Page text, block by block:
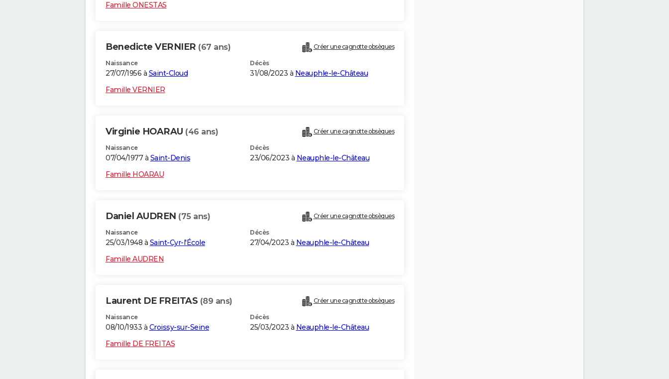
Famille ONESTAS
Benedicte VERNIER (67 ans) Créer une cagnotte obsèques
Naissance
27/07/1956 à Saint-Cloud
Décès
31/08/2023 à Neauphle-le-Château
Famille VERNIER
Virginie HOARAU (46 ans) Créer une cagnotte obsèques
Naissance
07/04/1977 à Saint-Denis
Décès
23/06/2023 à Neauphle-le-Château
Famille HOARAU
Daniel AUDREN (75 ans) Créer une cagnotte obsèques
Naissance
25/03/1948 à Saint-Cyr-l'École
Décès
27/04/2023 à Neauphle-le-Château
Famille AUDREN
Laurent DE FREITAS (89 ans) Créer une cagnotte obsèques
Naissance
08/10/1933 à Croissy-sur-Seine
Décès
25/03/2023 à Neauphle-le-Château
Famille DE FREITAS